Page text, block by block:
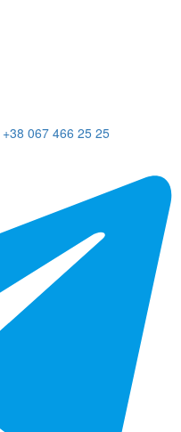
+38 067 466 25 25